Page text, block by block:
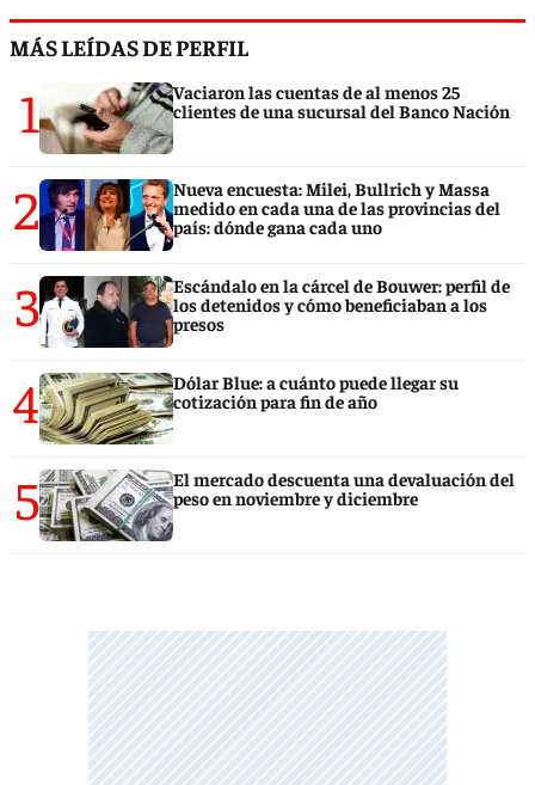
MÁS LEÍDAS DE PERFIL
1
Vaciaron las cuentas de al menos 25
clientes de una sucursal del Banco Nación
2
Nueva encuesta: Milei, Bullrich y Massa
medido en cada una de las provincias del
país: dónde gana cada uno
3
Escándalo en la cárcel de Bouwer: perfil de
los detenidos y cómo beneficiaban a los
presos
4
Dólar Blue: a cuánto puede llegar su
cotización para fin de año
5
El mercado descuenta una devaluación del
peso en noviembre y diciembre